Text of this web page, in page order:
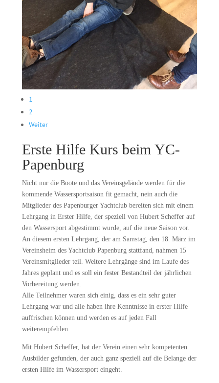
1
2
Weiter
Erste Hilfe Kurs beim YC-
Papenburg
Nicht nur die Boote und das Vereinsgelände werden für die
kommende Wassersportsaison fit gemacht, nein auch die
Mitglieder des Papenburger Yachtclub bereiten sich mit einem
Lehrgang in Erster Hilfe, der speziell von Hubert Scheffer auf
den Wassersport abgestimmt wurde, auf die neue Saison vor.
An diesem ersten Lehrgang, der am Samstag, den 18. März im
Vereinsheim des Yachtclub Papenburg stattfand, nahmen 15
Vereinsmitglieder teil. Weitere Lehrgänge sind im Laufe des
Jahres geplant und es soll ein fester Bestandteil der jährlichen
Vorbereitung werden.
Alle Teilnehmer waren sich einig, dass es ein sehr guter
Lehrgang war und alle haben ihre Kenntnisse in erster Hilfe
auffrischen können und werden es auf jeden Fall
weiterempfehlen.
Mit Hubert Scheffer, hat der Verein einen sehr kompetenten
Ausbilder gefunden, der auch ganz speziell auf die Belange der
ersten Hilfe im Wassersport eingeht.